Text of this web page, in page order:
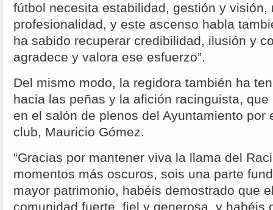
fútbol necesita estabilidad, gestión y visión,
profesionalidad, y este ascenso habla
ha sabido recuperar credibilidad, ilusión y
agradece y valora ese esfuerzo”.
Del mismo modo, la regidora también ha
hacia las peñas y la afición racinguista,
en el salón de plenos del Ayuntamiento por
club, Mauricio Gómez.
“Gracias por mantener viva la llama del
momentos más oscuros, sois una parte
mayor patrimonio, habéis demostrado que